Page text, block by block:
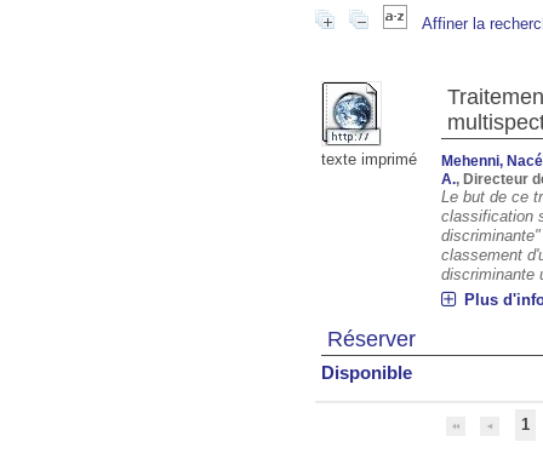
Affiner la
texte imprimé
Mehenni,
A., Directeur
Le but de ce
classification
classement
discriminante
Plus
Réserver
Disponible
1